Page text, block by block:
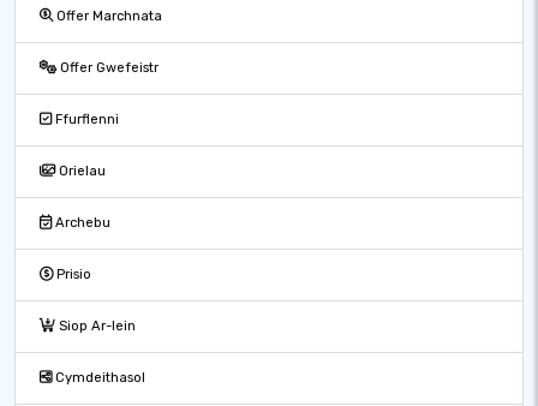
Offer Marchnata
Offer Gwefeistr
Ffurflenni
Orielau
Archebu
Prisio
Siop Ar-lein
Cymdeithasol